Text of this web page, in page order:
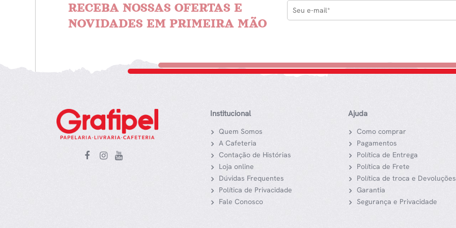
RECEBA NOSSAS OFERTAS E
NOVIDADES EM PRIMEIRA MÃO
Institucional
Quem Somos
A Cafeteria
Contação de Histórias
Loja online
Dúvidas Frequentes
Política de Privacidade
Fale Conosco
Ajuda
Como comprar
Pagamentos
Política de Entrega
Política de Frete
Política de troca e Devoluções
Garantia
Segurança e Privacidade